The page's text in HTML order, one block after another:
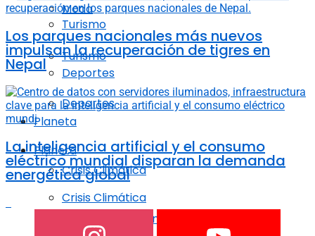
Turismo
Deportes
Planeta
Crisis Climática
Agricultura regenerativa
Moda
Turismo
Deportes
Planeta
Crisis Climática
Los parques nacionales más nuevos
impulsan la recuperación de tigres en
Nepal
La inteligencia artificial y el consumo
eléctrico mundial disparan la demanda
energética global